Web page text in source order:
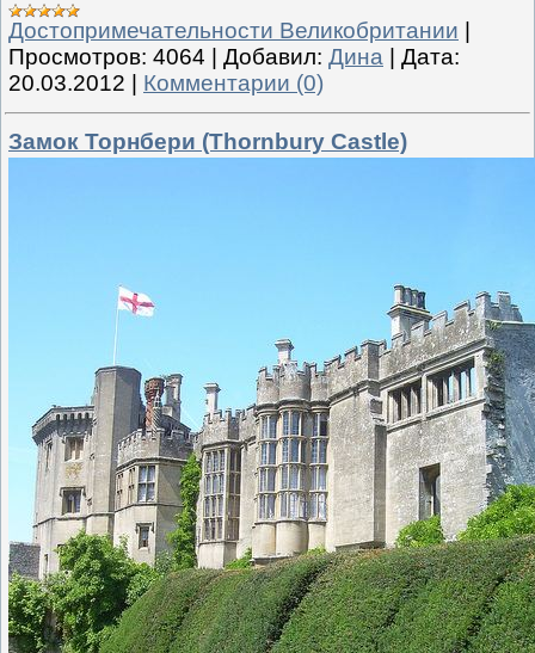
Достопримечательности Великобритании
Просмотров: 4064 Добавил: Дина
Дата:
20.03.2012
Комментарии (0)
Замок Торнбери (Thornbury Castle)